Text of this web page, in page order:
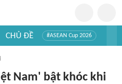
CHỦ ĐỀ #ASEAN Cup 2026
Nam' bật khóc khi